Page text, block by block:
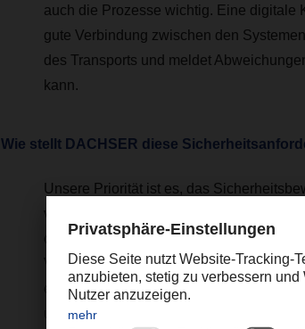
auch die Prozesse wichtig. Eine digitale
gute Verbindung zwischen den
des Transports und meldet
kann.
Wie stellt DACHSER diese
Unsere Priorität ist es, das
verankern. Dabei helfen straffe
optimal arbeitet, erhöhen die Sicherheit
Vorgehen innerhalb der DACHSER-
ein hohes Maß an Sicherheit für unsere
unseren internen Kontrollen lassen wir